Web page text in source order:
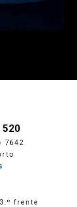
7642
frente